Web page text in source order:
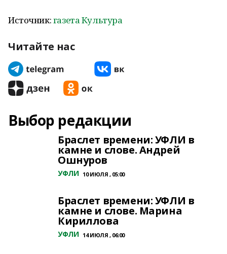
Источник:газета Культура
Читайте нас
Выбор редакции
Браслет времени: УФЛИ в
камне и слове. Андрей
Ошнуров
УФЛИ 10 ИЮЛЯ , 05:00
Браслет времени: УФЛИ в
камне и слове. Марина
Кириллова
УФЛИ 14 ИЮЛЯ , 06:00